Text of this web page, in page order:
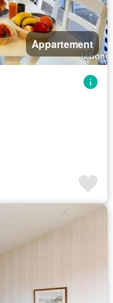
Appartement